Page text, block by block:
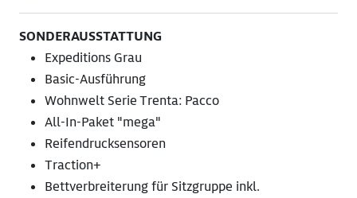
SONDERAUSSTATTUNG
Expeditions Grau
Basic-Ausführung
Wohnwelt Serie Trenta: Pacco
All-In-Paket "mega"
Reifendrucksensoren
Traction+
Bettverbreiterung für Sitzgruppe inkl.